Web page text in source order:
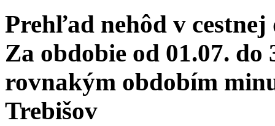
Prehľad nehôd v cestnej
Za obdobie od 01.07. do
rovnakým obdobím
Trebišov